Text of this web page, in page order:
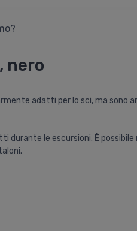
nero
adatti per lo sci, ma sono
le escursioni. È